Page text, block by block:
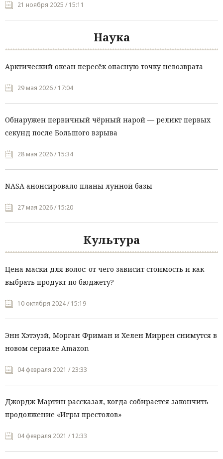
21 ноября 2025 / 15:11
Наука
Арктический океан пересёк опасную точку невозврата
29 мая 2026 / 17:04
Обнаружен первичный чёрный нарой — реликт первых
секунд после Большого взрыва
28 мая 2026 / 15:34
NASA анонсировало планы лунной базы
27 мая 2026 / 15:20
Культура
Цена маски для волос: от чего зависит стоимость и как
выбрать продукт по бюджету?
10 октября 2024 / 15:19
Энн Хэтэуэй, Морган Фриман и Хелен Миррен снимутся в
новом сериале Amazon
04 февраля 2021 / 23:33
Джордж Мартин рассказал, когда собирается закончить
продолжение «Игры престолов»
04 февраля 2021 / 12:33